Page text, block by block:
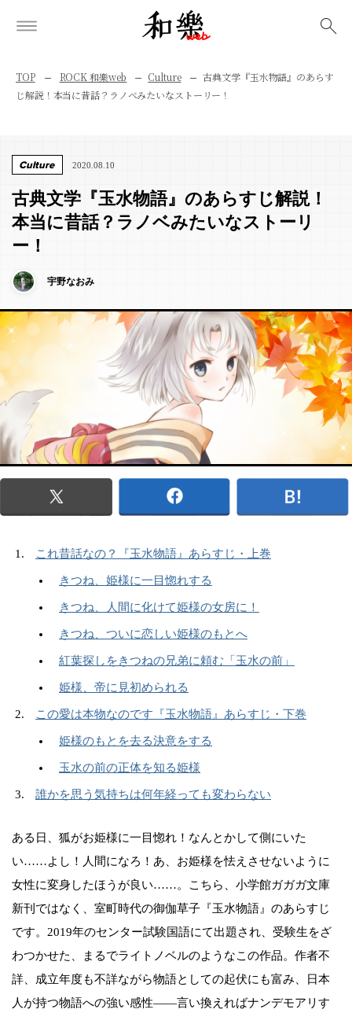
TOP ROCK 和樂web Culture
古典文学『玉水物語』のあらす
じ解説！本当に昔話？ラノベみたいなストーリー！
Culture 2020.08.10
古典文学『玉水物語』のあらすじ解説！
本当に昔話？ラノベみたいなストーリ
ー！
宇野なおみ
これ昔話なの？『玉水物語』あらすじ・上巻
きつね、姫様に一目惚れする
きつね、人間に化けて姫様の女房に！
きつね、ついに恋しい姫様のもとへ
紅葉探しをきつねの兄弟に頼む「玉水の前」
姫様、帝に見初められる
この愛は本物なのです『玉水物語』あらすじ・下巻
姫様のもとを去る決意をする
玉水の前の正体を知る姫様
誰かを思う気持ちは何年経っても変わらない
ある日、狐がお姫様に一目惚れ！なんとかして側にいた
い……よし！人間になろ！あ、お姫様を怯えさせないように
女性に変身したほうが良い……。こちら、小学館ガガガ文庫
新刊ではなく、室町時代の御伽草子『玉水物語』のあらすじ
です。2019年のセンター試験国語にて出題され、受験生をざ
わつかせた、まるでライトノベルのようなこの作品。作者不
詳、成立年度も不詳ながら物語としての起伏にも富み、日本
人が持つ物語への強い感性——言い換えればナンデモアリす